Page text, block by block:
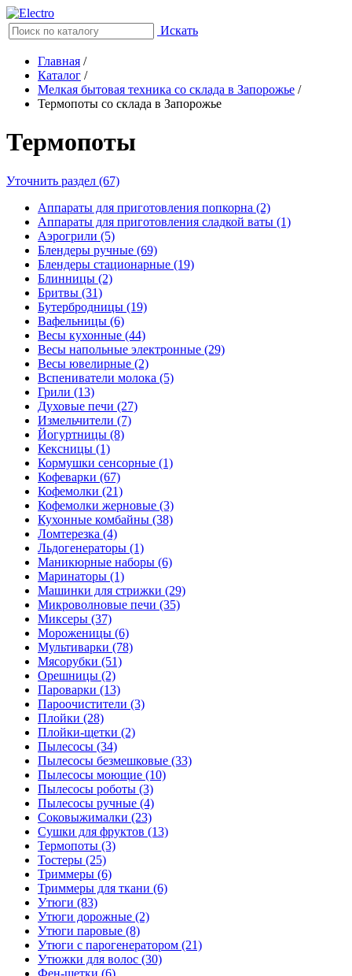
Искать
Главная /
Каталог /
Мелкая бытовая техника со склада в Запорожье /
Термопоты со склада в Запорожье
Термопоты
Уточнить раздел (67)
Аппараты для приготовления попкорна (2)
Аппараты для приготовления сладкой ваты (1)
Аэрогрили (5)
Блендеры ручные (69)
Блендеры стационарные (19)
Блинницы (2)
Бритвы (31)
Бутербродницы (19)
Вафельницы (6)
Весы кухонные (44)
Весы напольные электронные (29)
Весы ювелирные (2)
Вспениватели молока (5)
Грили (13)
Духовые печи (27)
Измельчители (7)
Йогуртницы (8)
Кексницы (1)
Кормушки сенсорные (1)
Кофеварки (67)
Кофемолки (21)
Кофемолки жерновые (3)
Кухонные комбайны (38)
Ломтерезка (4)
Льдогенераторы (1)
Маникюрные наборы (6)
Маринаторы (1)
Машинки для стрижки (29)
Микроволновые печи (35)
Миксеры (37)
Мороженицы (6)
Мультиварки (78)
Мясорубки (51)
Орешницы (2)
Пароварки (13)
Пароочистители (3)
Плойки (28)
Плойки-щетки (2)
Пылесосы (34)
Пылесосы безмешковые (33)
Пылесосы моющие (10)
Пылесосы роботы (3)
Пылесосы ручные (4)
Соковыжималки (23)
Сушки для фруктов (13)
Термопоты (3)
Тостеры (25)
Триммеры (6)
Триммеры для ткани (6)
Утюги (83)
Утюги дорожные (2)
Утюги паровые (8)
Утюги с парогенератором (21)
Утюжки для волос (30)
Фен-щетки (6)